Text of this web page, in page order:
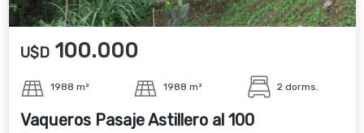
U$D 100.000
1988 m² 1988 m² 2 dorms.
Vaqueros Pasaje Astillero al 100